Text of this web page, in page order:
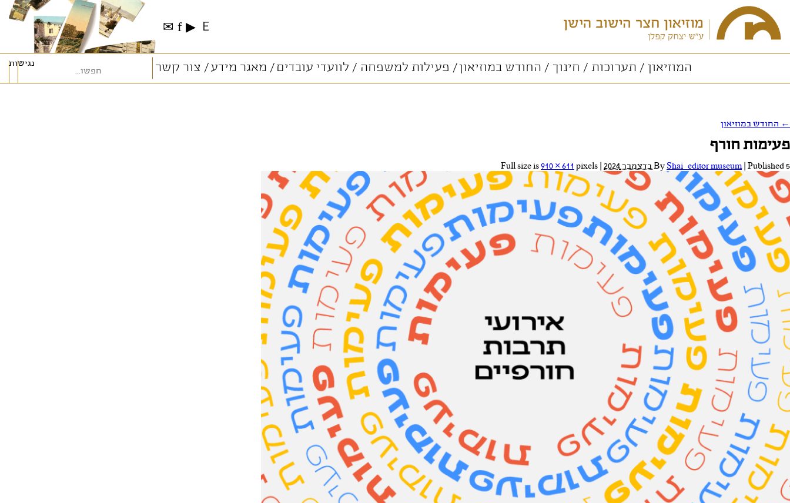
E
▶
f
✉
המוזיאון תערוכות חינוך החודש במוזיאון פעילות למשפחה לוועדי עובדים מאגר מידע צור קשר נגישות
← החודש במוזיאון
פעימות חורף
By Shai_editor museum Published5 בדצמבר 2024 910 × 611 pixels